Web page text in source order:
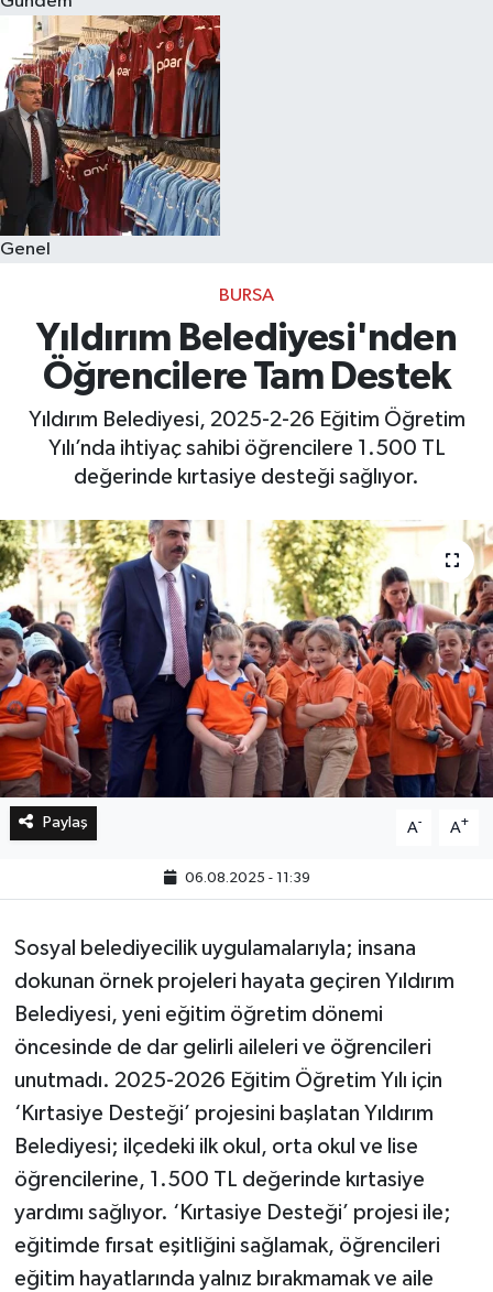
Genel
BURSA
Yıldırım Belediyesi'nden
Öğrencilere Tam Destek
Yıldırım Belediyesi, 2025-2-26 Eğitim Öğretim
Yılı’nda ihtiyaç sahibi öğrencilere 1.500 TL
değerinde kırtasiye desteği sağlıyor.
Paylaş A- A+
06.08.2025 - 11:39
Sosyal belediyecilik uygulamalarıyla; insana
dokunan örnek projeleri hayata geçiren Yıldırım
Belediyesi, yeni eğitim öğretim dönemi
öncesinde de dar gelirli aileleri ve öğrencileri
unutmadı. 2025-2026 Eğitim Öğretim Yılı için
‘Kırtasiye Desteği’ projesini başlatan Yıldırım
Belediyesi; ilçedeki ilk okul, orta okul ve lise
öğrencilerine, 1.500 TL değerinde kırtasiye
yardımı sağlıyor. ‘Kırtasiye Desteği’ projesi ile;
eğitimde fırsat eşitliğini sağlamak, öğrencileri
eğitim hayatlarında yalnız bırakmamak ve aile
Eğitim
Sağlık
Dünya
Magazin
Kültür & Sanat
Teknoloji
Bilim
Genel
Bilim, Teknoloji